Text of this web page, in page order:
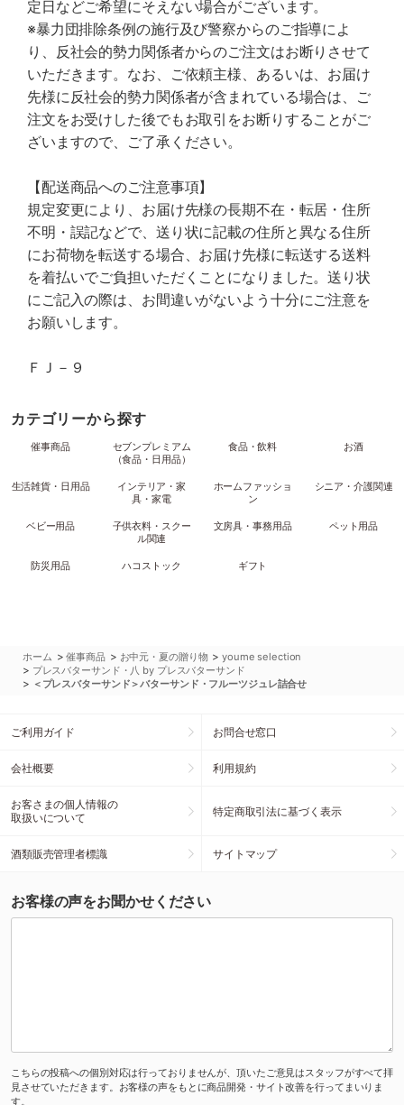
定日などご希望にそえない場合がございます。
※暴力団排除条例の施行及び警察からのご指導によ
り、反社会的勢力関係者からのご注文はお断りさせて
いただきます。なお、ご依頼主様、あるいは、お届け
先様に反社会的勢力関係者が含まれている場合は、ご
注文をお受けした後でもお取引をお断りすることがご
ざいますので、ご了承ください。
【配送商品へのご注意事項】
規定変更により、お届け先様の長期不在・転居・住所
不明・誤記などで、送り状に記載の住所と異なる住所
にお荷物を転送する場合、お届け先様に転送する送料
を着払いでご負担いただくことになりました。送り状
にご記入の際は、お間違いがないよう十分にご注意を
お願いします。
ＦＪ－９
カテゴリーから探す
催事商品
セブンプレミアム
（食品・日用品）
食品・飲料 お酒
生活雑貨・日用品
インテリア・家
具・家電
ホームファッショ
ン
シニア・介護関連
ベビー用品
子供衣料・スクー
ル関連
文房具・事務用品 ペット用品
防災用品 ハコストック ギフト
ホーム >催事商品 > お中元・夏の贈り物 >youme selection
> プレスバターサンド・八 by プレスバターサンド
> ＜プレスバターサンド＞バターサンド・フルーツジュレ詰合せ
ご利用ガイド お問合せ窓口
会社概要 利用規約
お客さまの個人情報の
取扱いについて
特定商取引法に基づく表示
酒類販売管理者標識 サイトマップ
お客様の声をお聞かせください
こちらの投稿への個別対応は行っておりませんが、頂いたご意見はスタッフがすべて拝
見させていただきます。お客様の声をもとに商品開発・サイト改善を行ってまいりま
す。